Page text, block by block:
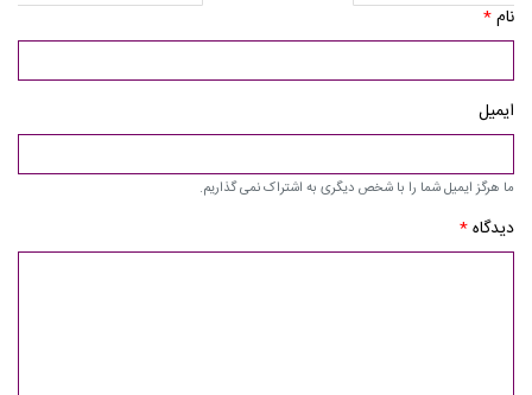
نام*
ایمیل
ما هرگز ایمیل شما را با شخص دیگری به اشتراک نمی گذاریم.
دیدگاه*